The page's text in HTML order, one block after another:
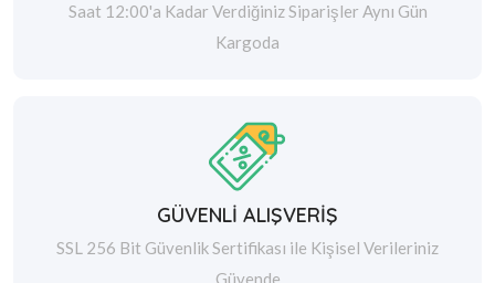
Saat 12:00'a Kadar Verdiğiniz Siparişler Aynı Gün
Kargoda
GÜVENLİ ALIŞVERİŞ
SSL 256 Bit Güvenlik Sertifikası ile Kişisel Verileriniz
Güvende